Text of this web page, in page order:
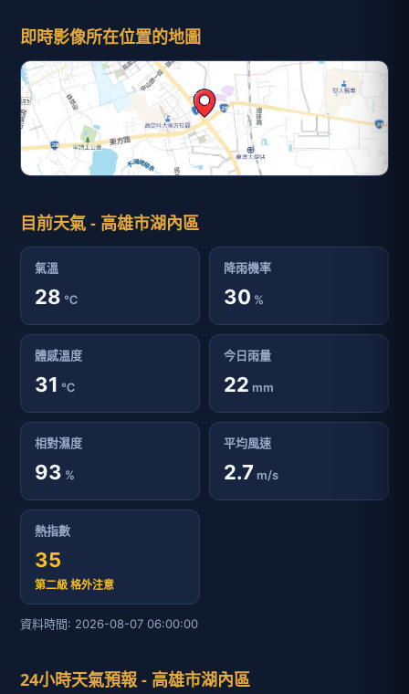
即時影像所在位置的地圖
目前天氣 - 高雄市湖內區
氣溫
28 ℃
降雨機率
30 %
體感溫度
31 ℃
今日雨量
22 mm
相對濕度
93 %
平均風速
2.7 m/s
熱指數
35
第二級 格外注意
資料時間: 2026-08-07 06:00:00
24小時天氣預報 - 高雄市湖內區